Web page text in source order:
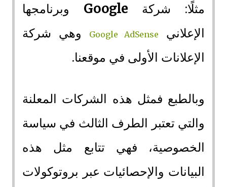
مثلًا: شركة Google وبرنامجها
الإعلاني
Google AdSense
وهي شركة
الإعلانات الأولى في موقعنا.
وبالطبع فمثل هذه الشركات المعلنة
والتي تعتبر الطرف الثالث في سياسة
الخصوصية، فهي تتابع مثل هذه
البيانات والإحصائيات عبر بروتوكولات